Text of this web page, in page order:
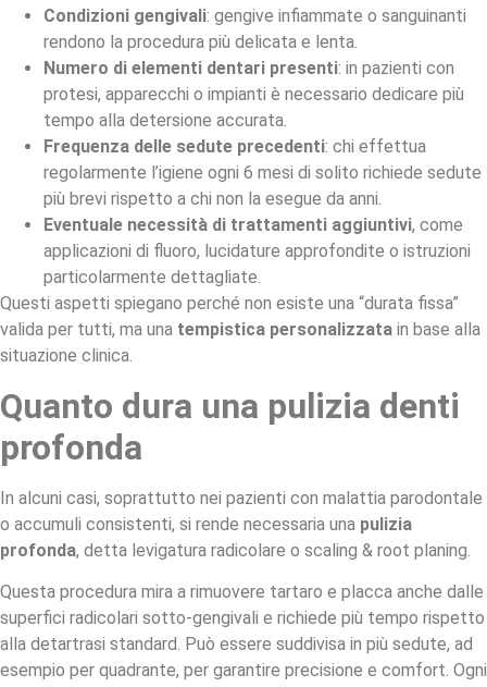
Condizioni gengivali: gengive infiammate o sanguinanti
rendono la procedura più delicata e lenta.
Numero di elementi dentari presenti: in pazienti con
protesi, apparecchi o impianti è necessario dedicare più
tempo alla detersione accurata.
Frequenza delle sedute precedenti: chi effettua
regolarmente l’igiene ogni 6 mesi di solito richiede sedute
più brevi rispetto a chi non la esegue da anni.
Eventuale necessità di trattamenti aggiuntivi, come
applicazioni di fluoro, lucidature approfondite o istruzioni
particolarmente dettagliate.
Questi aspetti spiegano perché non esiste una “durata fissa”
valida per tutti, ma una tempistica personalizzata in base alla
situazione clinica.
Quanto dura una pulizia denti
profonda
In alcuni casi, soprattutto nei pazienti con malattia parodontale
o accumuli consistenti, si rende necessaria una pulizia
profonda, detta levigatura radicolare o scaling & root planing.
Questa procedura mira a rimuovere tartaro e placca anche dalle
superfici radicolari sotto-gengivali e richiede più tempo rispetto
alla detartrasi standard. Può essere suddivisa in più sedute, ad
esempio per quadrante, per garantire precisione e comfort. Ogni